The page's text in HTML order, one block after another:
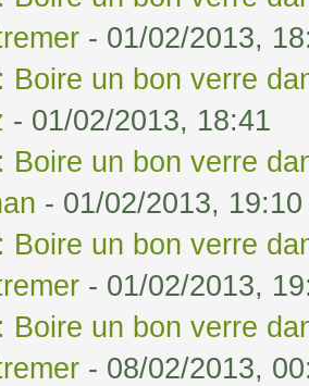
- 01/02/2013,
Boire un bon verre
- 01/02/2013, 18:41
Boire un bon verre
- 01/02/2013, 19:10
Boire un bon verre
- 01/02/2013,
Boire un bon verre
- 08/02/2013,